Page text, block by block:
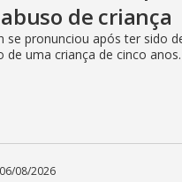
de criança
se pronunciou após ter sido
de uma criança de cinco anos.
06/08/2026